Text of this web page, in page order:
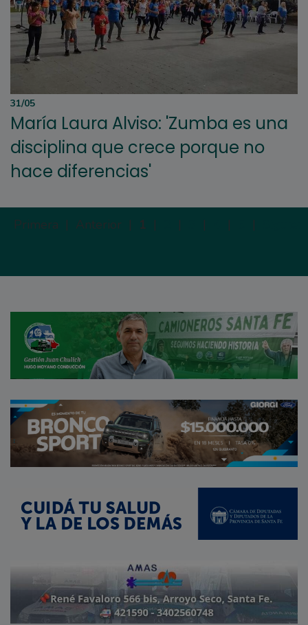
31/05
María Laura Alviso: 'Zumba es una
disciplina que crece porque no
hace diferencias'
Primera | Anterior | 1 | | | | |